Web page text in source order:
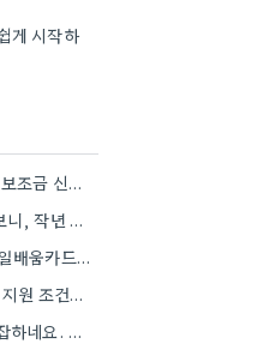
게 시작하
저도 비슷한 고민이에요. 특히 작년 보조금 신청 때 정보가 부족해서 혼란스러웠거든요.
광양시 보조금 관련 보도자료 찾아보니, 작년 지원 사업과 신청 조건이 조금 바뀌는 것 같더라고요. 특히…
정말 복잡하게 느껴지네요. 특히 내일배움카드 준비부터, 과정별 지원 조건 확인까지 시간 많이 소요될 것 같아요.
국비지원 과정 알아볼 때, 분야별로 지원 조건이 이렇게 많이 다르다니 놀랍네요. 특히 요리 종류가 생각보다…
국비지원 과정 알아보는 게 정말 복잡하네요. 저는 요리 종류별로 시간 투자가 얼마나 필요한지 비교해보는 게…